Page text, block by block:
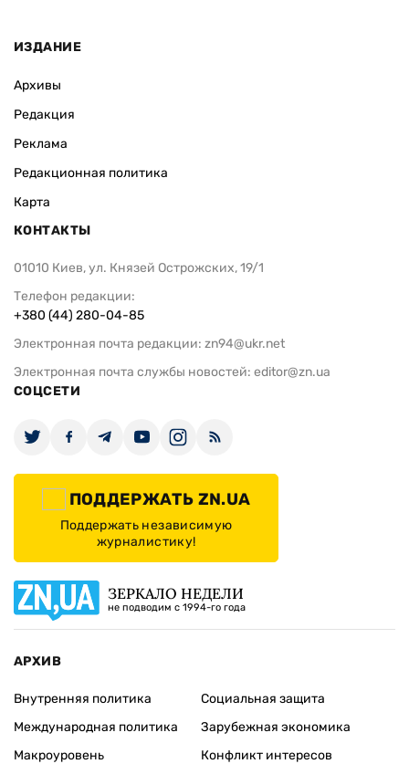
ИЗДАНИЕ
Архивы
Редакция
Реклама
Редакционная политика
Карта
КОНТАКТЫ
01010 Киев, ул. Князей Острожских, 19/1
Телефон редакции:
+380 (44) 280-04-85
Электронная почта редакции: zn94@ukr.net
Электронная почта службы новостей: editor@zn.ua
СОЦСЕТИ
ПОДДЕРЖАТЬ ZN.UA
Поддержать независимую
журналистику!
ЗЕРКАЛО НЕДЕЛИ
не подводим с 1994-го года
АРХИВ
Внутренняя политика
Международная политика
Макроуровень
Социальная защита
Зарубежная экономика
Конфликт интересов